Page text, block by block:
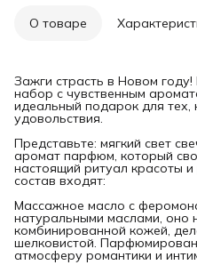
О товаре
Зажги страсть в Новом
набор с чувственным
идеальный подарок для тех,
удовольствия.
Представьте: мягкий свет
аромат парфюм, который
настоящий ритуал красоты
состав входят:
Массажное масло с
натуральными маслами, оно
комбинированной кожей,
шелковистой.
атмосферу романтики и